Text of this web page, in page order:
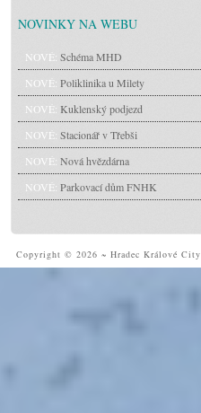
NOVINKY NA WEBU
NOVÉ: Schéma MHD
NOVÉ: Poliklinika u Milety
NOVÉ: Kuklenský podjezd
NOVÉ: Stacionář v Třebši
NOVÉ: Nová hvězdárna
NOVÉ: Parkovací dům FNHK
Copyright © 2026 ~ Hradec Králové City